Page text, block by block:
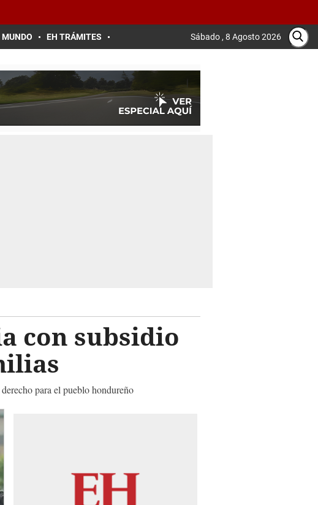
MUNDO EH TRÁMITES Sábado , 8 Agosto 2026
con subsidio
para el pueblo hondureño